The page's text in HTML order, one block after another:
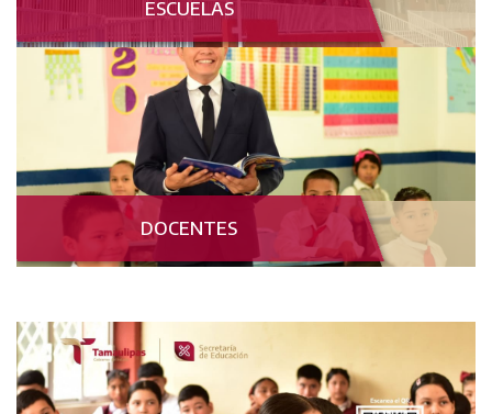
ESCUELAS
DOCENTES